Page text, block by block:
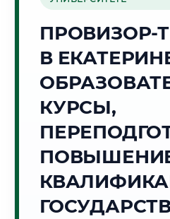
🏭
Г.
2026
Погода в г. Екатеринбург:⛅
🌅 Восход:05:09
ПРОВИЗОР-
В
КУРСЫ,